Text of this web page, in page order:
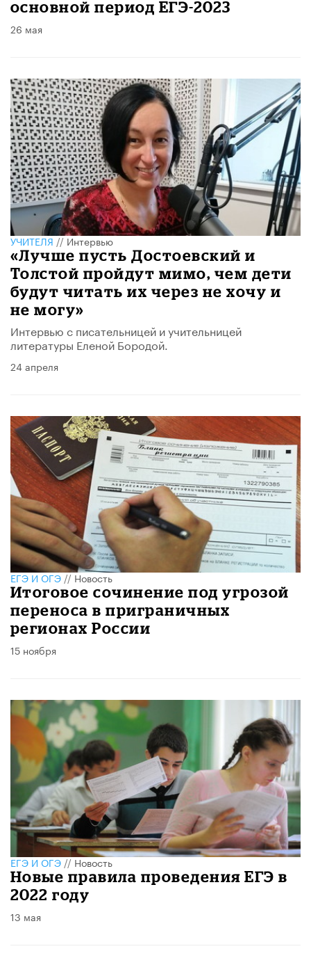
основной период ЕГЭ-2023
26 мая
УЧИТЕЛЯ//Интервью
«Лучше пусть Достоевский и
Толстой пройдут мимо, чем дети
будут читать их через не хочу и
не могу»
Интервью с писательницей и учительницей
литературы Еленой Бородой.
24 апреля
ЕГЭ И ОГЭ//Новость
Итоговое сочинение под угрозой
переноса в приграничных
регионах России
15 ноября
ЕГЭ И ОГЭ//Новость
Новые правила проведения ЕГЭ в
2022 году
13 мая